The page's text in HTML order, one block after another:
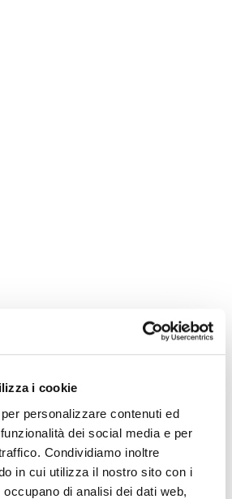
i cookie
personalizzare contenuti ed
dei social media e per
Condividiamo inoltre
in cui utilizza il nostro sito con i
di analisi dei dati web,